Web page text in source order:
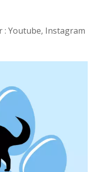
Youtube, Instagram